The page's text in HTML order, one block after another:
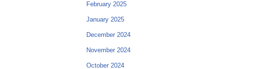
February 2025
January 2025
December 2024
November 2024
October 2024